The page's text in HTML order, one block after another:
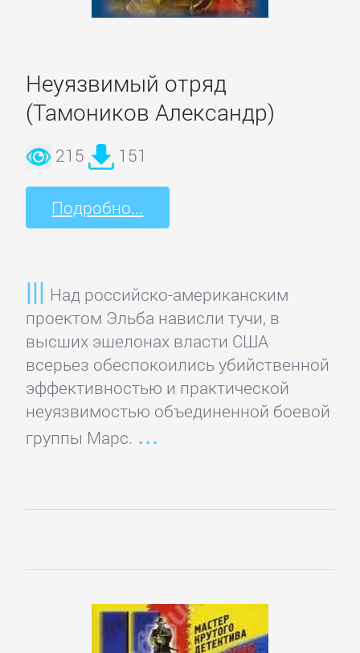
Неуязвимый отряд
(Тамоников Александр)
215 151
Подробно...
Над российско-американским
проектом Эльба нависли тучи, в
высших эшелонах власти США
всерьез обеспокоились убийственной
эффективностью и практической
неуязвимостью объединенной боевой
группы Марс.
финансы
Малый
бизнес
Маркетинг,
PR,
Недвижимость
О
бизнесе
популярно
Управление,